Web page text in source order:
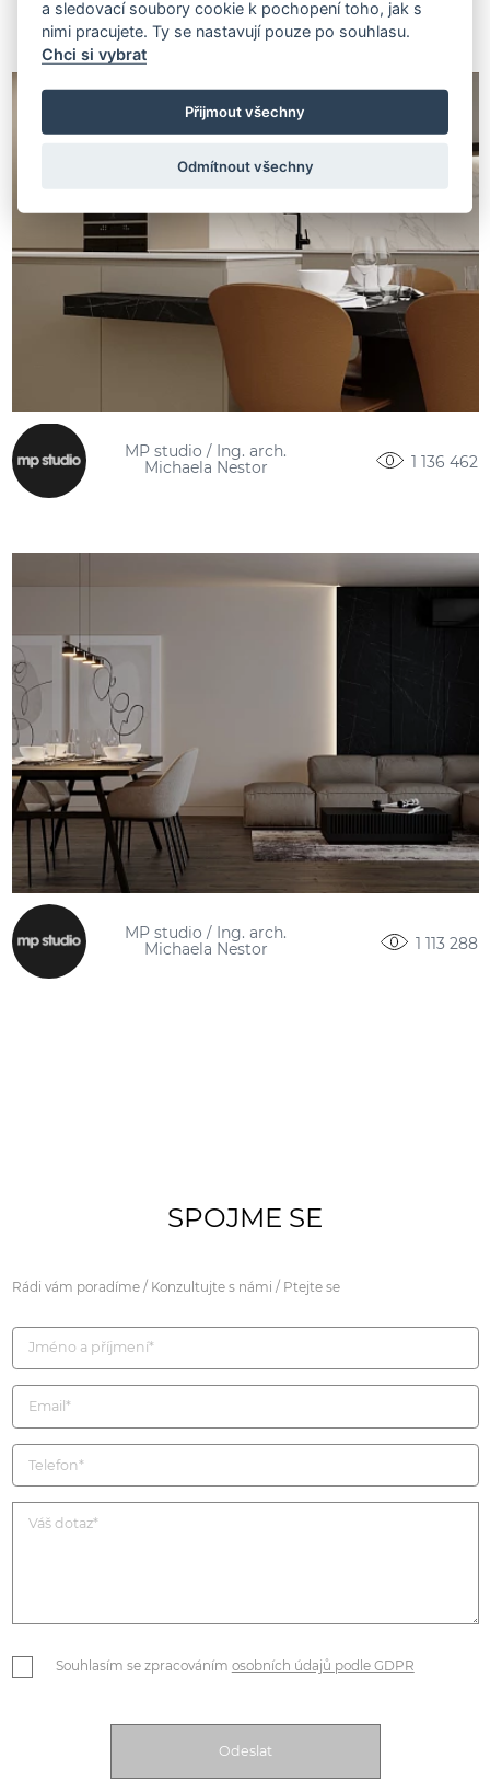
MP studio / Ing. arch.
Michaela Nestor
1 136 462
MP studio / Ing. arch.
Michaela Nestor
1 113 288
SPOJME SE
Rádi vám poradíme / Konzultujte s námi / Ptejte se
Souhlasím se zpracováním osobních údajů podle GDPR
a sledovací soubory cookie k pochopení toho, jak s
nimi pracujete. Ty se nastavují pouze po souhlasu.
Chci si vybrat
Přijmout všechny
Odmítnout všechny